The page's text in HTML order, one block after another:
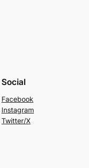
Social
Facebook
Instagram
Twitter/X